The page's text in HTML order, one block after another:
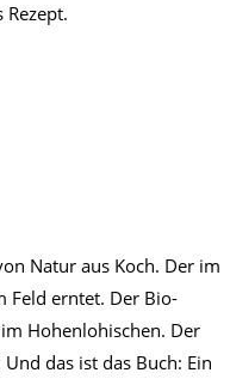
Rezept.
Natur aus Koch. Der im
Feld erntet. Der Bio-
Hohenlohischen. Der
Und das ist das Buch: Ein